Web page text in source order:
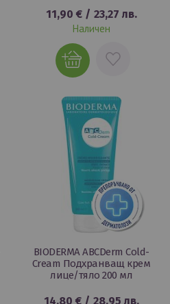
11,90 €/ 23,27 лв.
Наличен
ДОБАВИ
ЛЮБИМИ
BIODERMA ABCDerm Cold-
Cream Подхранващ крем
лице/тяло 200 мл
14,80 €/ 28,95 лв.